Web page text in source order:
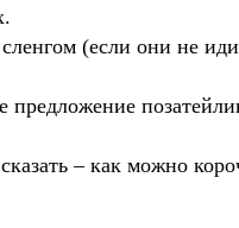
(если они не
– как можно